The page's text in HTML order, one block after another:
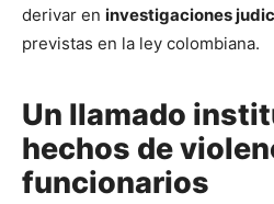
derivar en investigaciones
previstas en la ley colombiana.
Un llamado
hechos de
funcionarios